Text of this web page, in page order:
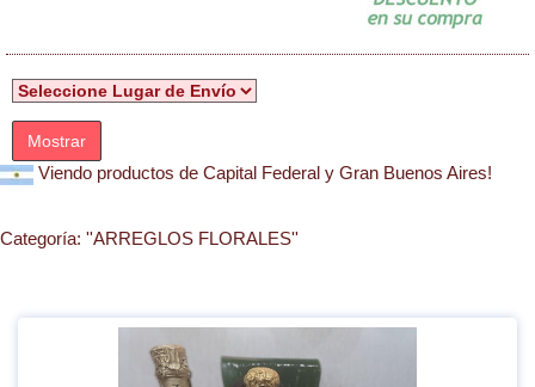
Mostrar
Viendo productos de Capital Federal y Gran Buenos Aires!
Categoría: ''ARREGLOS FLORALES''